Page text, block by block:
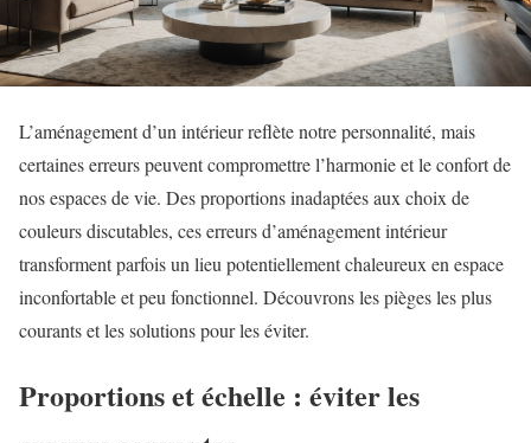
L’aménagement d’un intérieur reflète notre personnalité, mais
certaines erreurs peuvent compromettre l’harmonie et le confort de
nos espaces de vie. Des proportions inadaptées aux choix de
couleurs discutables, ces erreurs d’aménagement intérieur
transforment parfois un lieu potentiellement chaleureux en espace
inconfortable et peu fonctionnel. Découvrons les pièges les plus
courants et les solutions pour les éviter.
Proportions et échelle : éviter les